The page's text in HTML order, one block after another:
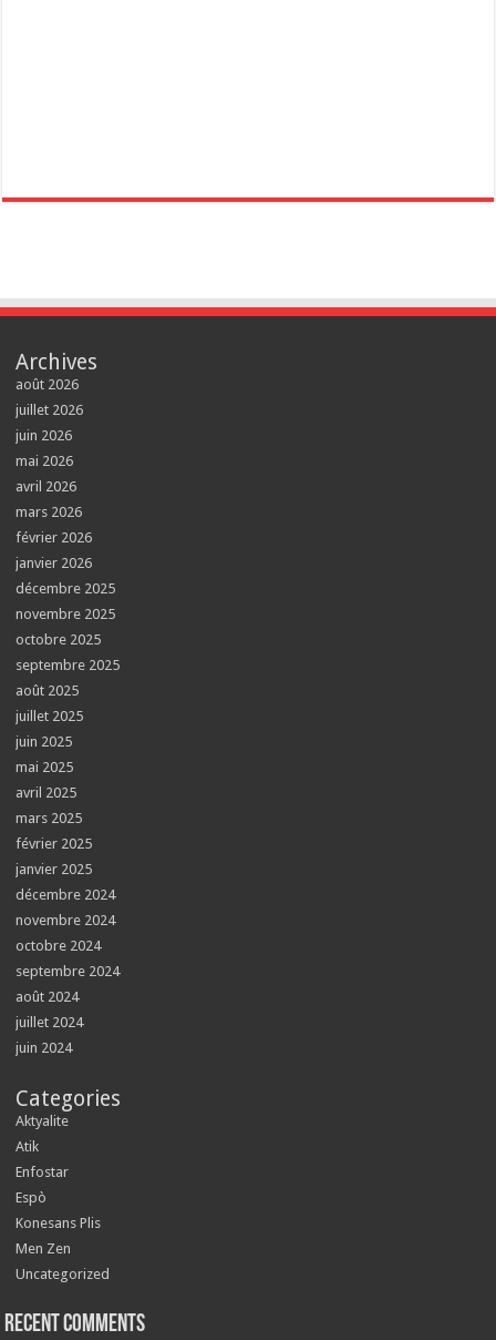
Archives
août 2026
juillet 2026
juin 2026
mai 2026
avril 2026
mars 2026
février 2026
janvier 2026
décembre 2025
novembre 2025
octobre 2025
septembre 2025
août 2025
juillet 2025
juin 2025
mai 2025
avril 2025
mars 2025
février 2025
janvier 2025
décembre 2024
novembre 2024
octobre 2024
septembre 2024
août 2024
juillet 2024
juin 2024
Categories
Aktyalite
Atik
Enfostar
Espò
Konesans Plis
Men Zen
Uncategorized
Recent Comments